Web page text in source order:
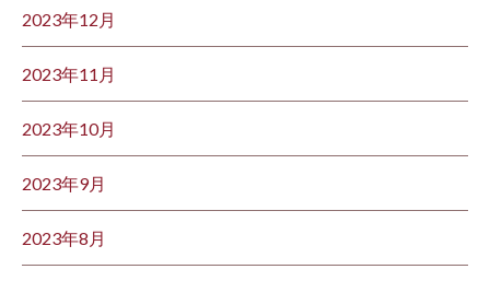
2023年12月
2023年11月
2023年10月
2023年9月
2023年8月